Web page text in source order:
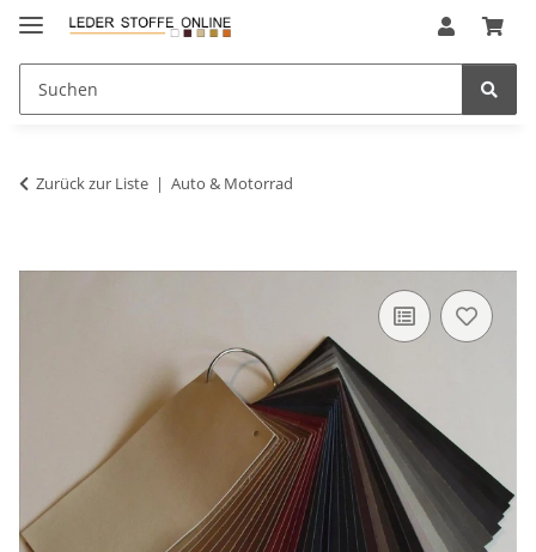
Zurück zur Liste Auto & Motorrad